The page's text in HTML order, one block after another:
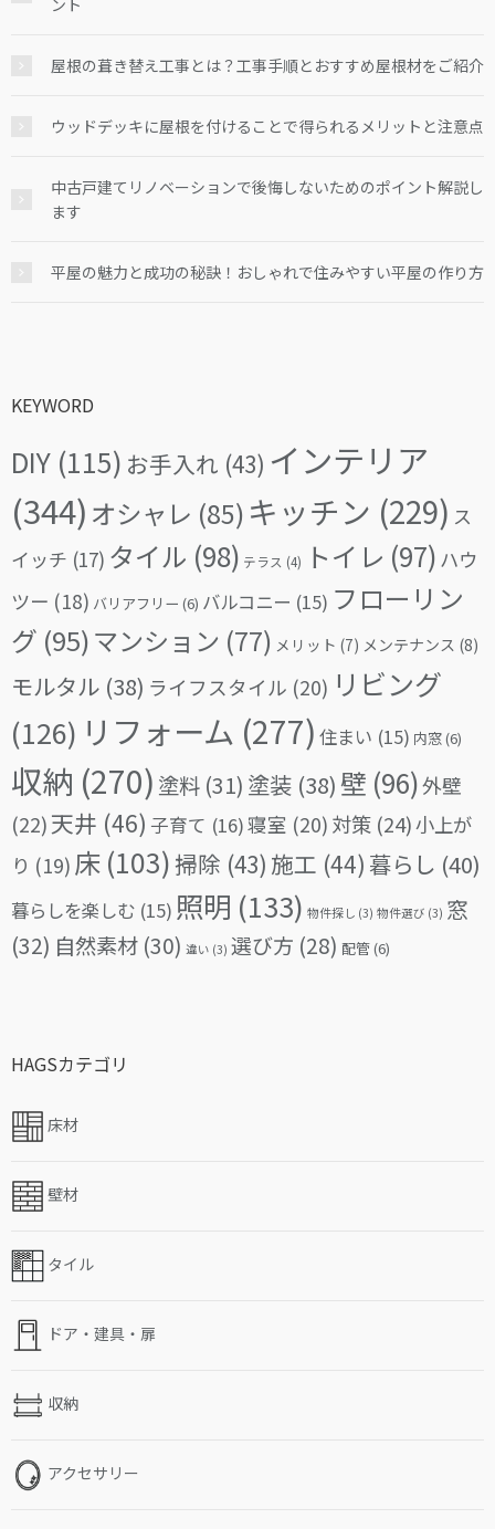
屋根の葺き替え工事とは？工事手順とおすすめ屋根材をご紹介
ウッドデッキに屋根を付けることで得られるメリットと注意点
中古戸建てリノベーションで後悔しないためのポイント解説し
ます
平屋の魅力と成功の秘訣！おしゃれで住みやすい平屋の作り方
KEYWORD
DIY (115) お手入れ (43) インテリア
(344) オシャレ (85) キッチン (229) ス
イッチ (17) タイル (98) テラス (4) トイレ (97) ハウ
ツー (18) バリアフリー (6) バルコニー (15) フローリン
グ (95)マンション (77) メリット (7) メンテナンス (8)
モルタル (38) ライフスタイル (20) リビング
(126) リフォーム (277) 住まい (15) 内窓(6)
収納 (270) 塗料 (31) 塗装 (38) 壁 (96)外壁
(22)天井 (46) 子育て (16)寝室 (20) 対策 (24)小上が
り (19) 床 (103)掃除 (43) 施工 (44) 暮らし (40)
暮らしを楽しむ (15) 照明 (133) 物件探し (3) 物件選び (3) 窓
(32) 自然素材 (30) 違い (3) 選び方 (28) 配管(6)
HAGSカテゴリ
床材
壁材
タイル
ドア・建具・扉
収納
アクセサリー